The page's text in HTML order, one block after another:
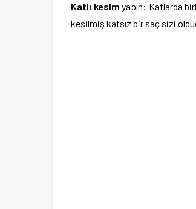
Katlı kesim yapın: Katlarda
kesilmiş katsız bir saç sizi